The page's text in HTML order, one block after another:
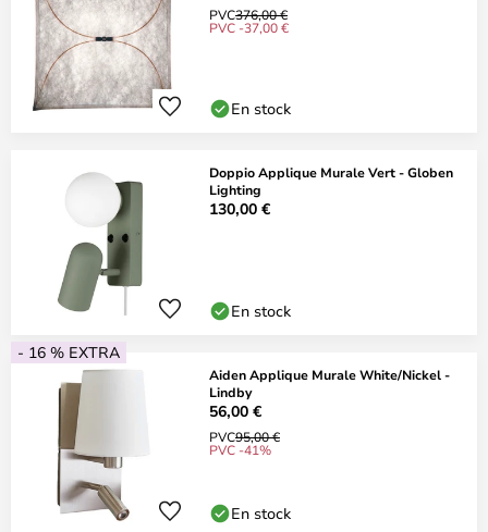
PVC376,00 €
PVC -37,00 €
En stock
Doppio Applique Murale Vert - Globen
Lighting
130,00 €
En stock
- 16 % EXTRA
Aiden Applique Murale White/Nickel -
Lindby
56,00 €
PVC95,00 €
PVC -41%
En stock